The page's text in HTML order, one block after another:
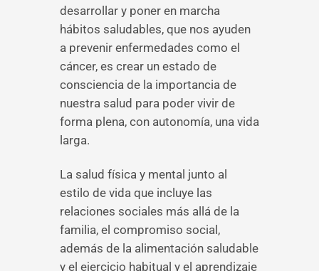
desarrollar y poner en marcha
hábitos saludables, que nos ayuden
a prevenir enfermedades como el
cáncer, es crear un estado de
consciencia de la importancia de
nuestra salud para poder vivir de
forma plena, con autonomía, una vida
larga.
La salud física y mental junto al
estilo de vida que incluye las
relaciones sociales más allá de la
familia, el compromiso social,
además de la alimentación saludable
y el ejercicio habitual y el aprendizaje